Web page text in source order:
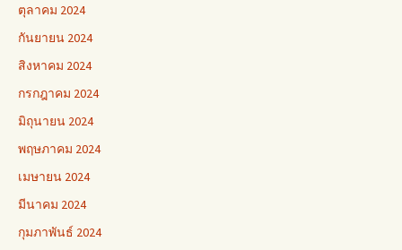
ตุลาคม 2024
กันยายน 2024
สิงหาคม 2024
กรกฎาคม 2024
มิถุนายน 2024
พฤษภาคม 2024
เมษายน 2024
มีนาคม 2024
กุมภาพันธ์ 2024